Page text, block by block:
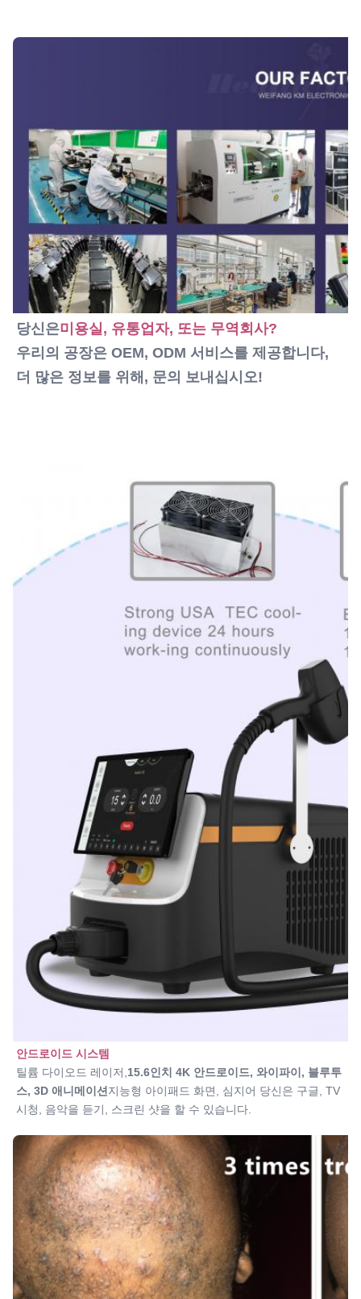
Languages Option:
그렇습니다, 전문가
Power Supplier:
220V, 50Hz 또는 110V, 60Hz
Software:
클라이언트의 로고를 추가할 수 있습니다
Name:
휴대용 다이오드 레이저 기계
당신은미용실, 유통업자, 또는 무역회사?
우리의 공장은 OEM, ODM 서비스를 제공합니다,
더 많은 정보를 위해, 문의 보내십시오!
안드로이드 시스템
틸륨 다이오드 레이저, 15.6인치 4K 안드로이드, 와이파이, 블루투
스, 3D 애니메이션 지능형 아이패드 화면, 심지어 당신은 구글, TV
시청, 음악을 듣기, 스크린 샷을 할 수 있습니다.